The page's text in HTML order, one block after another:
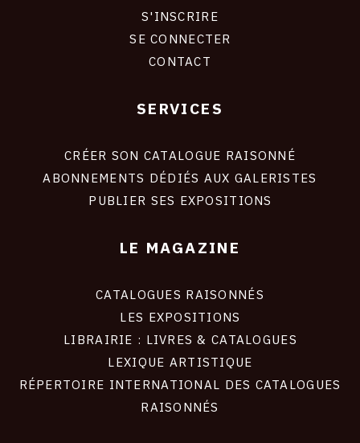
S'INSCRIRE
SE CONNECTER
CONTACT
SERVICES
CRÉER SON CATALOGUE RAISONNÉ
ABONNEMENTS DÉDIÉS AUX GALERISTES
PUBLIER SES EXPOSITIONS
LE MAGAZINE
CATALOGUES RAISONNÉS
LES EXPOSITIONS
LIBRAIRIE : LIVRES & CATALOGUES
LEXIQUE ARTISTIQUE
RÉPERTOIRE INTERNATIONAL DES CATALOGUES
RAISONNÉS